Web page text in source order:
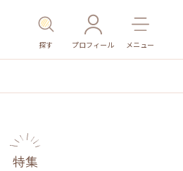
探す プロフィール メニュー
特集